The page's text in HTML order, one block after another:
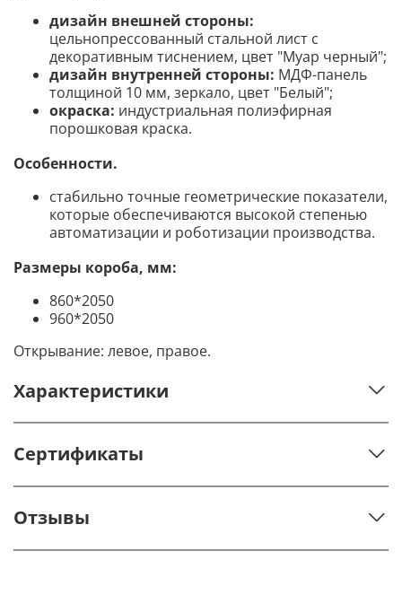
дизайн внешней стороны:
цельнопрессованный стальной лист с
декоративным тиснением, цвет "Муар черный";
дизайн внутренней стороны: МДФ-панель
толщиной 10 мм, зеркало, цвет "Белый";
окраска: индустриальная полиэфирная
порошковая краска.
Особенности.
стабильно точные геометрические показатели,
которые обеспечиваются высокой степенью
автоматизации и роботизации производства.
Размеры короба, мм:
860*2050
960*2050
Открывание: левое, правое.
Характеристики
Сертификаты
Отзывы